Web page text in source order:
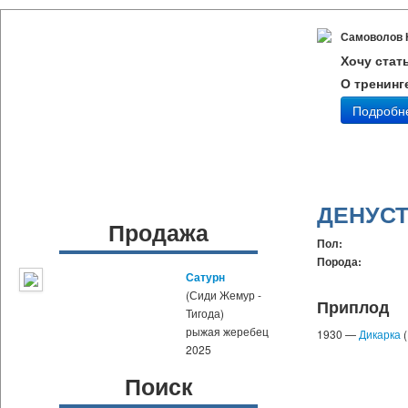
Самоволов
Хочу
О
Продажа
Сатурн
(Сиди Жемур -
Тигода)
рыжая жеребец
2025
Поиск
Пол:
Порода:
Приплод
1930 — Дикарка